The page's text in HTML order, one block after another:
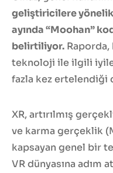
geliştiricilere
ayında “Moohan”
belirtiliyor. Raporda,
teknoloji ile ilgili
fazla kez ertelendiği
XR, artırılmış
ve karma gerçeklik
kapsayan genel bir
VR dünyasına adım